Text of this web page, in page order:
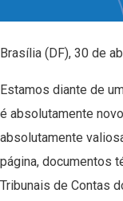
Brasília (DF), 30 de
Estamos diante de
é absolutamente
absolutamente
página, documentos
Tribunais de Contas